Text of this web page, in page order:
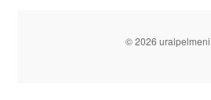
© 2026